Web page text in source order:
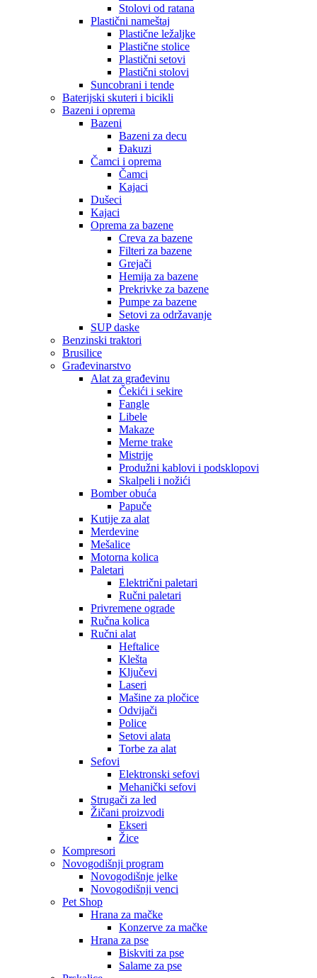
Stolovi od ratana
Plastični nameštaj
Plastične ležaljke
Plastične stolice
Plastični setovi
Plastični stolovi
Suncobrani i tende
Baterijski skuteri i bicikli
Bazeni i oprema
Bazeni
Bazeni za decu
Đakuzi
Čamci i oprema
Čamci
Kajaci
Dušeci
Kajaci
Oprema za bazene
Creva za bazene
Filteri za bazene
Grejači
Hemija za bazene
Prekrivke za bazene
Pumpe za bazene
Setovi za održavanje
SUP daske
Benzinski traktori
Brusilice
Građevinarstvo
Alat za građevinu
Čekići i sekire
Fangle
Libele
Makaze
Merne trake
Mistrije
Produžni kablovi i podsklopovi
Skalpeli i nožići
Bomber obuća
Papuče
Kutije za alat
Merdevine
Mešalice
Motorna kolica
Paletari
Električni paletari
Ručni paletari
Privremene ograde
Ručna kolica
Ručni alat
Heftalice
Klešta
Ključevi
Laseri
Mašine za pločice
Odvijači
Police
Setovi alata
Torbe za alat
Sefovi
Elektronski sefovi
Mehanički sefovi
Strugači za led
Žičani proizvodi
Ekseri
Žice
Kompresori
Novogodišnji program
Novogodišnje jelke
Novogodišnji venci
Pet Shop
Hrana za mačke
Konzerve za mačke
Hrana za pse
Biskviti za pse
Salame za pse